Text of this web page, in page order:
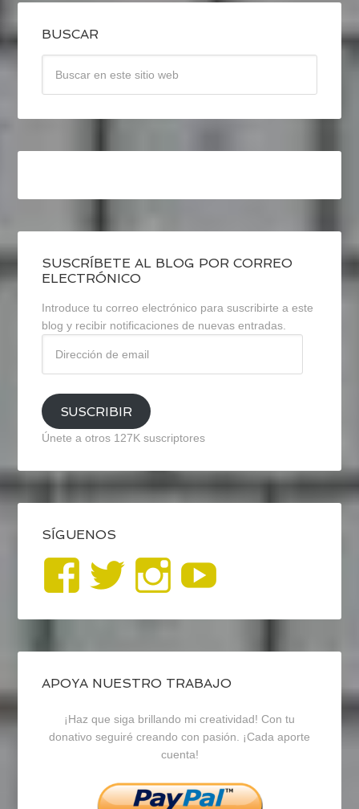
BUSCAR
SUSCRÍBETE AL BLOG POR CORREO
ELECTRÓNICO
Introduce tu correo electrónico para suscribirte a este
blog y recibir notificaciones de nuevas entradas.
email
SUSCRIBIR
Únete a otros 127K suscriptores
SÍGUENOS
Ver
perfil
de
blogrecursosep
en
Facebook
Ver
perfil
de
recursosep
en
Twitter
Ver
perfil
de
recursosep
en
Instagram
APOYA NUESTRO TRABAJO
¡Haz que siga brillando mi creatividad! Con tu
donativo seguiré creando con pasión. ¡Cada aporte
cuenta!